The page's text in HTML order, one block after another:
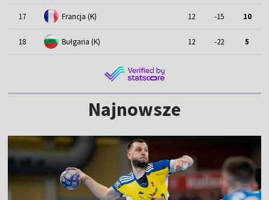
17 Francja (K) 12 -15 10
18 Bułgaria (K) 12 -22 5
Najnowsze